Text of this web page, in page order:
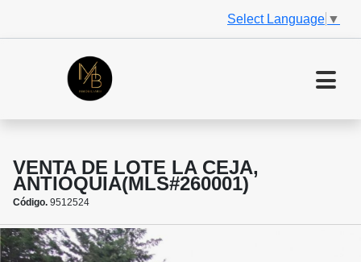
Select Language ▼
VENTA DE LOTE LA CEJA,
ANTIOQUIA(MLS#260001)
Código. 9512524